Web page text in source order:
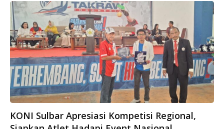
KONI Sulbar Apresiasi Kompetisi Regional,